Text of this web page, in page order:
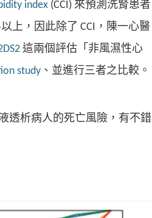
index (CCI) 來預測洗腎患者
上，因此除了 CCI，陳一心醫
這兩個評估「非風濕性心
study 、並進行三者之比較。
液透析病人的死亡風險，有不錯